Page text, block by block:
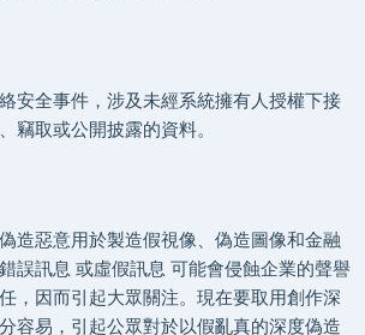
安全事件，涉及未經系統擁有人授權下接
竊取或公開披露的資料。
造惡意用於製造假視像、偽造圖像和金融
誤訊息 或虛假訊息 可能會侵蝕企業的聲譽
，因而引起大眾關注。現在要取用創作深
容易，引起公眾對於以假亂真的深度偽造